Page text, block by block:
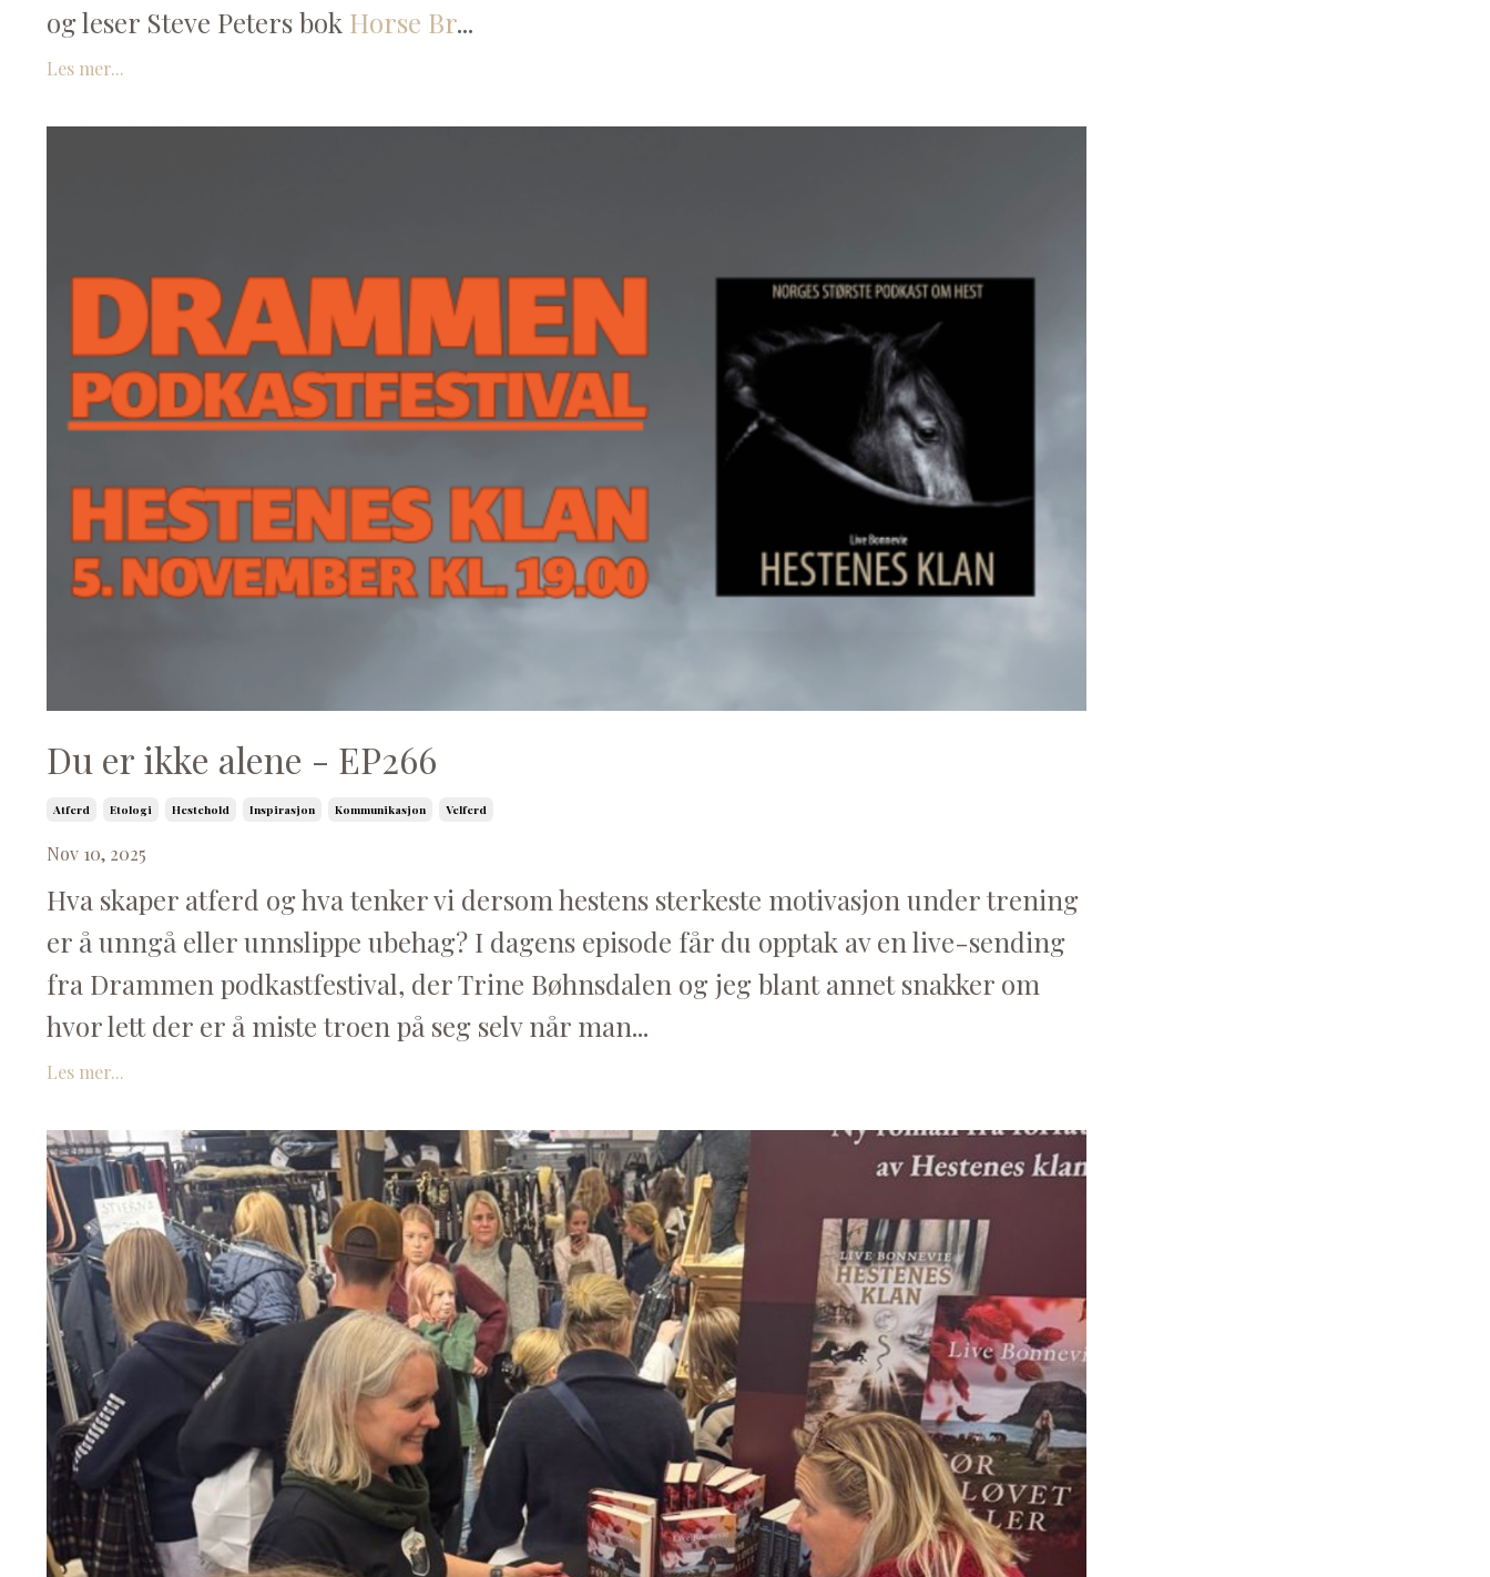
og leser Steve Peters bok Horse Br...
Les mer...
Du er ikke alene - EP266
Atferd Etologi Hestehold Inspirasjon Kommunikasjon Velferd
Nov 10, 2025
Hva skaper atferd og hva tenker vi dersom hestens sterkeste motivasjon under trening
er å unngå eller unnslippe ubehag? I dagens episode får du opptak av en live-sending
fra Drammen podkastfestival, der Trine Bøhnsdalen og jeg blant annet snakker om
hvor lett der er å miste troen på seg selv når man...
Les mer...